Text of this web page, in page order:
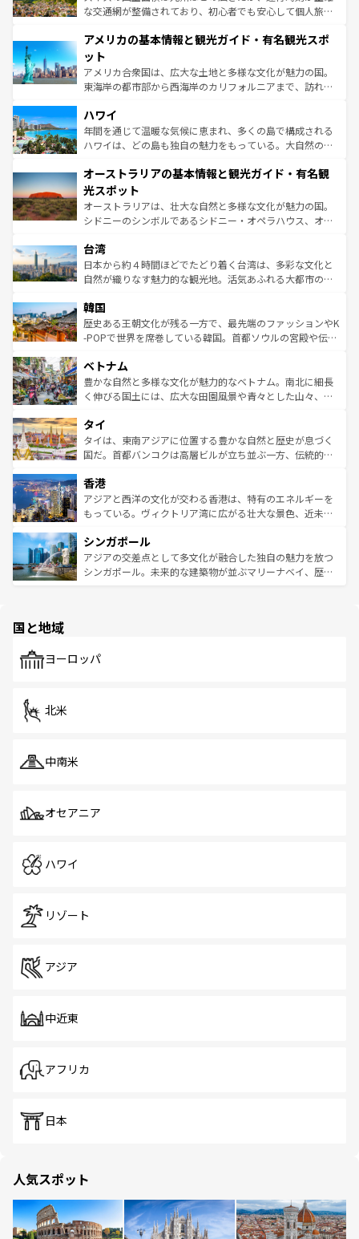
戦など、本場だからこそできる体験も豊富。イギリスを旅
ンツ一覧を参照してほしい。
な交通網が整備されており、初心者でも安心して個人旅行
の建物がそのまま残る町や、スイスならではのユニークな
博物館もあり、アルプス観光だけでなく町歩きも満喫する
ことができる。国民の所得が高いため物価も高いが、旅行
者向けの交通パス提供のサービスもあり、うまく活用すれ
着のスイス情報は
アメリカの基本情報と観光ガイド・有名観光スポ
ット
アメリカ合衆国は、広大な土地と多様な文化が魅力の国。
東海岸の都市部から西海岸のカリフォルニアまで、訪れる
のような巨大都市は、観光、ショッピング、エンターテイ
ンメントが詰まった刺激的なスポットだ。一方、アメリカ
西部には大自然が広がり、グランドキャニオンやイエロー
部のニューオーリンズでは、音楽と美食が融合した独特の
文化が魅力。旅行者はアメリカの各地域で異なる魅力を楽
しみながら、その多様性と豊かな歴史を感じることができ
るだろう。車でのロードトリップや列車の旅も、アメリカ
情報は
ハワイ
年間を通じて温暖な気候に恵まれ、多くの島で構成される
ハワイは、どの島も独自の魅力をもっている。大自然の神
ワイ島は見逃せない。また、定番の観光地といえばオアフ
島だが、静かな自然を求めるならマウイ島やカウアイ島が
おすすめ。エメラルドグリーンに輝く海をはじめ、豊かな
文化や歴史が息づいている。「アロハスピリット」と呼ば
人々、おいしいローカルフードやハワイアンミュージッ
ク、伝統的なフラダンスなど、すべてがハワイの魅力を彩
っている。訪れるたびに新しい発見と感動が待っているハ
はコンテンツ一覧
オーストラリアの基本情報と観光ガイド・有名観
光スポット
オーストラリアは、壮大な自然と多様な文化が魅力の国。
シドニーのシンボルであるシドニー・オペラハウス、オー
リアリーフや大陸中央部にそびえるウルル（エアーズロッ
ク）、タスマニアの美しい原生林やケアンズの熱帯雨林な
ど、見どころがたくさん。また、カフェやワイン、オージ
いる。アクティビティも充実しており、サーフィンやダイ
ビング、ハイキングなど、アウトドア好きにはたまらな
い。オーストラリアの多彩な魅力を存分に味わいつくそ
参照してほしい。
台湾
日本から約４時間ほどでたどり着く台湾は、多彩な文化と
自然が織りなす魅力的な観光地。活気あふれる大都市の台
ン）、静ひつな山岳地帯である台湾東部など、都市の喧騒
と山間の静けさが共存しており、訪れる人に新しい発見と
驚きをもたらしてくれる。また、奥深い台湾の食文化も魅
容にもいいと評判のスイーツなど、バラエティ豊かな料理
が味わえる。 なお、新着の台湾情報は コンテンツ一覧を参
照してほしい。
韓国
歴史ある王朝文化が残る一方で、最先端のファッションやK
-POPで世界を席巻している韓国。首都ソウルの宮殿や伝統
き、地方に足を延ばせば四季折々の自然美を楽しむことが
できる。そして、キムチや焼肉、絶品のストリートフード
まで、さまざまな韓国料理が待っている。夜には、韓国な
リティに包まれながら、韓国の多彩な魅力を心ゆくまで味
わってみてほしい。 なお、新着の韓国情報はコンテンツ一
覧を参照してほしい。
ベトナム
豊かな自然と多様な文化が魅力的なベトナム。南北に細長
く伸びる国土には、広大な田園風景や青々とした山々、世
急速な発展と共に伝統が息づく。ハノイの古い町並みやホ
ーチミン市のフランス統治時代の建物も、独特の雰囲気を
醸し出している。また、バラエティの豊かさとおいしさで
とつ。フォーやバインミー、ベトナムコーヒーなどは、ぜ
ひ現地で味わいたい。どの地域を訪れてもあたたかい人々
が旅行者を迎えてくれるので、きっと忘れられない旅にな
参照してほしい。
タイ
タイは、東南アジアに位置する豊かな自然と歴史が息づく
国だ。首都バンコクは高層ビルが立ち並ぶ一方、伝統的な
の活気が交差している。北部ではチェンマイなどの山岳地
帯で自然と触れ合い、南部ではプーケットやクラビの美し
いビーチでリゾート気分を楽しむことができる。タイ料理
激する。気候は一年中温暖で、どの季節にも異なる楽しみ
が待っている。親しみやすいタイの人々、仏教を中心とし
た文化、そして多様な観光資源が、訪れる旅人を魅了し続
香港
アジアと西洋の文化が交わる香港は、特有のエネルギーを
もっている。ヴィクトリア湾に広がる壮大な景色、近未来
み、どこを訪れても感動するはず。観光スポットが密集し
ており、効率よく見どころを回れるのも魅力。息をのむよ
うな絶景から文化的な体験まで、香港を存分に楽しみ尽く
シンガポール
アジアの交差点として多文化が融合した独自の魅力を放つ
シンガポール。未来的な建築物が並ぶマリーナベイ、歴史
で、ホーカーズは地元の風情を楽しめる外せないスポット
国と地域
ヨーロッパ
北米
中南米
オセアニア
ハワイ
リゾート
アジア
中近東
アフリカ
日本
人気スポット